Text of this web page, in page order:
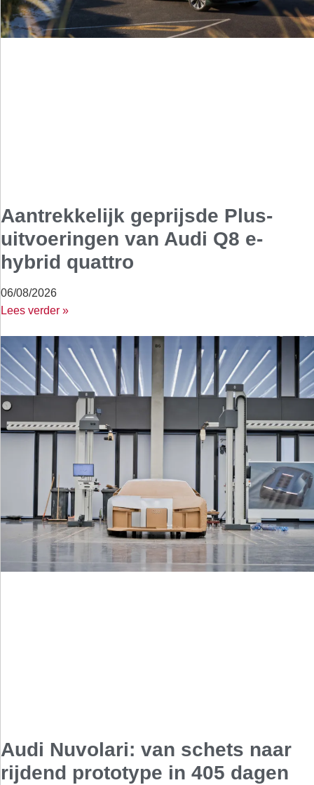
Aantrekkelijk geprijsde Plus-
uitvoeringen van Audi Q8 e-
hybrid quattro
06/08/2026
Lees verder »
Audi Nuvolari: van schets naar
rijdend prototype in 405 dagen